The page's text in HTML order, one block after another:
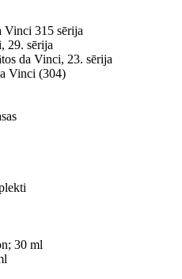
Vinci 315 sērija
29. sērija
da Vinci, 23. sērija
Vinci (304)
30 ml